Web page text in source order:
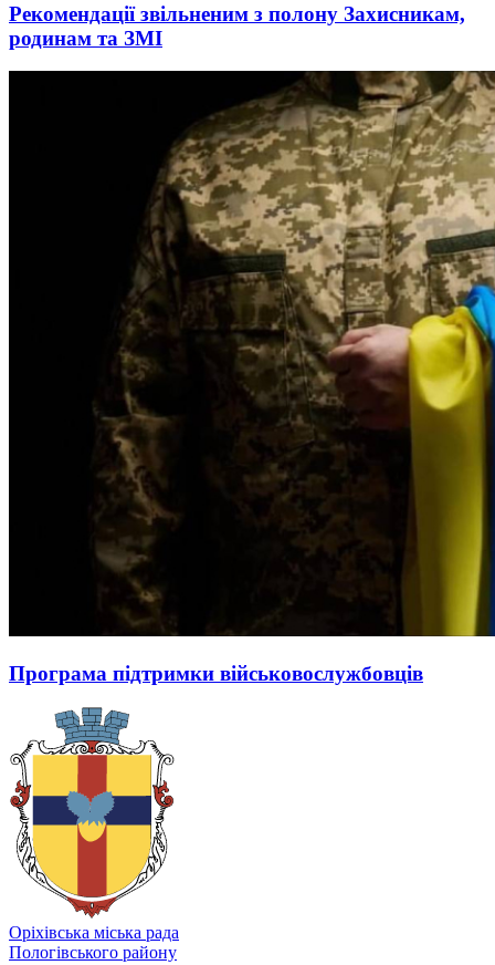
Рекомендації звільненим з полону Захисникам,
родинам та ЗМІ
Програма підтримки військовослужбовців
Оріхівська міська рада
Пологівського району